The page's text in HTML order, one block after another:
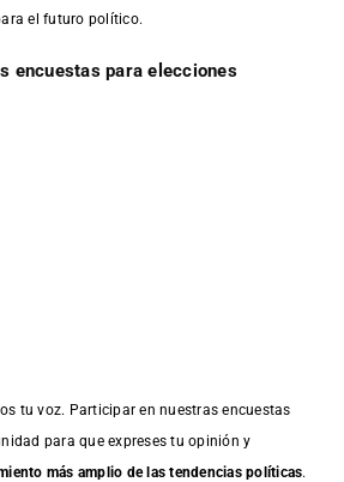
el futuro político.
encuestas para elecciones
tu voz. Participar en nuestras encuestas
para que expreses tu opinión y
más amplio de las tendencias políticas.